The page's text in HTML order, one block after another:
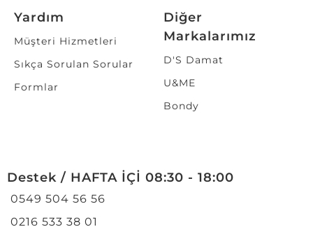
Yardım
Müşteri Hizmetleri
Sıkça Sorulan Sorular
Formlar
Diğer
Markalarımız
D'S Damat
U&ME
Bondy
Destek / HAFTA İÇİ 08:30 - 18:00
0549 504 56 56
0216 533 38 01